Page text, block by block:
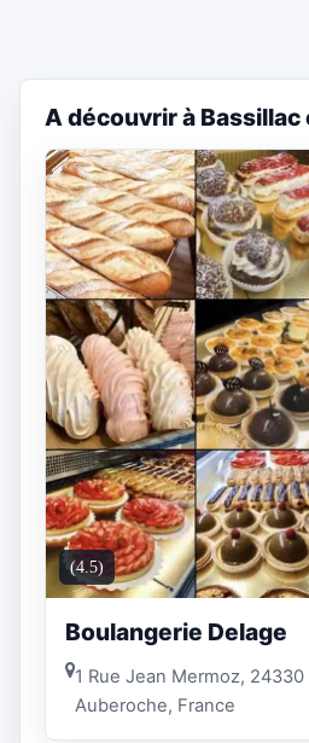
A découvrir à
(4.5)
Boulangerie Delage
1 Rue Jean Mermoz,
Auberoche, France